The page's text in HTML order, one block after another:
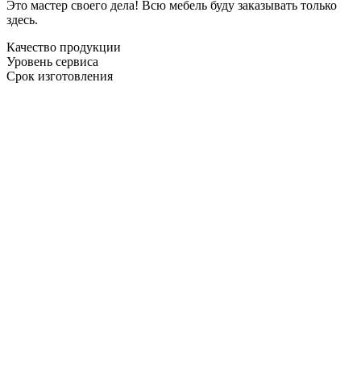
Это мастер своего дела! Всю мебель буду заказывать только
здесь.
Качество продукции
Уровень сервиса
Срок изготовления